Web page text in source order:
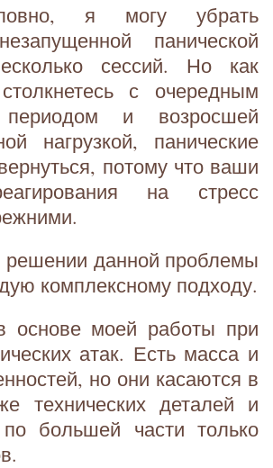
я могу убрать
панической
сессий. Но как
с очередным
периодом и возросшей
нагрузкой, панические
потому что ваши
на стресс
решении данной проблемы
комплексному подходу.
основе моей работы при
атак. Есть масса и
но они касаются в
технических деталей и
большей части только